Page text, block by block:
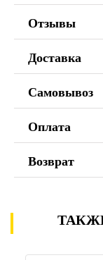
Отзывы
Доставка
Самовывоз
Оплата
Возврат